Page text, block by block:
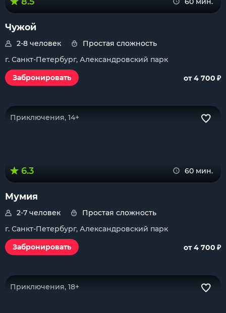
Чужой
2-8 человек
Простая сложность
г. Санкт-Петербург, Александровский парк
Забронировать
от 4 700 ₽
Приключения, 14+
6.3 60 мин.
Мумия
2-7 человек
Простая сложность
г. Санкт-Петербург, Александровский парк
Забронировать
от 4 700 ₽
Приключения, 18+